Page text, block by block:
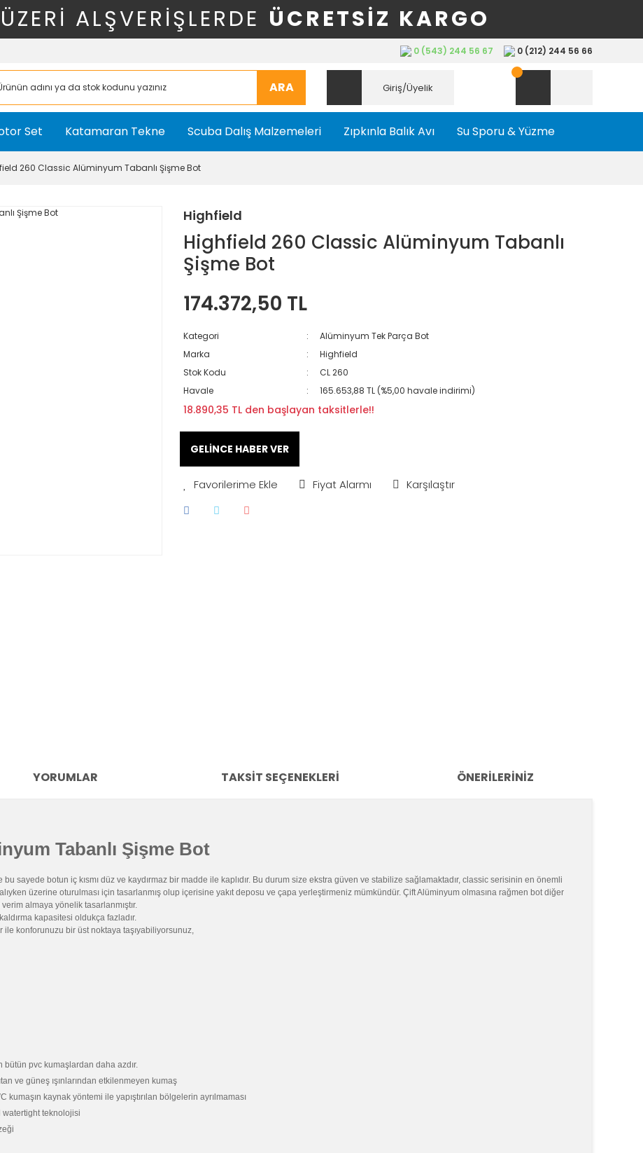
ALŞVERİŞLERDE ÜCRETSİZ KARGO
0 (543) 244 56 67 0 (212) 244 56 66
ARA Giriş/Üyelik
Set Katamaran Tekne Scuba Dalış Malzemeleri Zıpkınla Balık Avı Su Sporu & Yüzme
260 Classic Alüminyum Tabanlı Şişme Bot
Highfield
Highfield 260 Classic Alüminyum Tabanlı
Şişme Bot
174.372,50 TL
Kategori
Alüminyum Tek Parça Bot
Marka
Highfield
Stok Kodu
CL 260
Havale
165.653,88 TL (%5,00 havale indirimi)
18.890,35 TL den başlayan taksitlerle!!
GELİNCE HABER VER
Fiyat Alarmı Karşılaştır
YORUMLAR TAKSIT SEÇENEKLERI ÖNERILERINIZ
Tabanlı Şişme Bot
sayede botun iç kısmı düz ve kaydırmaz bir madde ile kaplıdır. Bu durum size ekstra güven ve stabilize sağlamaktadır, classic serisinin en önemli
üzerine oturulması için tasarlanmış olup içerisine yakıt deposu ve çapa yerleştirmeniz mümkündür. Çift Alüminyum olmasına rağmen bot diğer
almaya yönelik tasarlanmıştır.
kapasitesi oldukça fazladır.
konforunuzu bir üst noktaya taşıyabiliyorsunuz,
bütün pvc kumaşlardan daha azdır.
ve güneş ışınlarından etkilenmeyen kumaş
kaynak yöntemi ile yapıştırılan bölgelerin ayrılmaması
watertight teknolojisi